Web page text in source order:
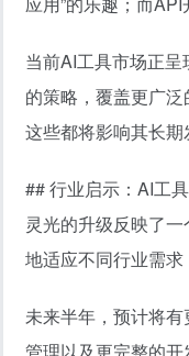
当前AI工具市场正
的策略，覆盖更广
这些都将影响其长期
## 行业启示：AI工
灵光的升级反映了
地适应不同行业需求
未来半年，预计将